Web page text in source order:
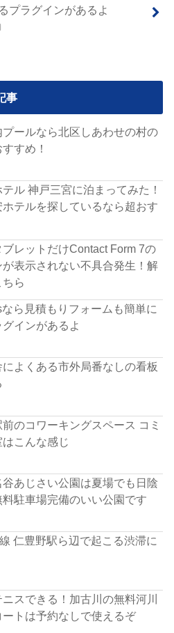
プラグインがあるよ
事
ールなら北区しあわせの村の
すめ！
ル 神戸三宮に泊まってみた！
テルを探しているなら超おす
ブレットだけContact Form 7の
表示されない不具合発生！解
ら
ら見積もりフォームも簡単に
インがあるよ
よくある市外局番なしの看板
のコワーキングスペース コミ
こんな感じ
あじさい公園は夏場でも日陰
駐車場完備のいい公園です
仁豊野駅ら辺で起こる渋滞に
スできる！加古川の無料河川
ートは予約なしで使えるぞ